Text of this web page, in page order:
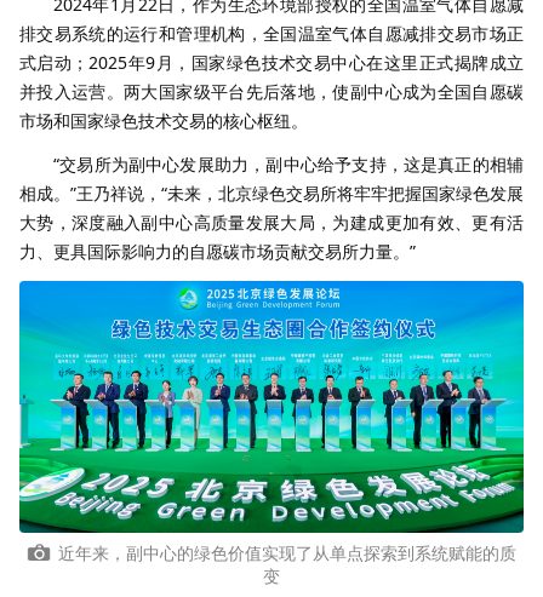
排交易系统的运行和管理机构，全国温室气体自愿减排交易市场正
式启动；2025年9月，国家绿色技术交易中心在这里正式揭牌成立
并投入运营。两大国家级平台先后落地，使副中心成为全国自愿碳
市场和国家绿色技术交易的核心枢纽。
“交易所为副中心发展助力，副中心给予支持，这是真正的相辅
相成。”王乃祥说，“未来，北京绿色交易所将牢牢把握国家绿色发展
大势，深度融入副中心高质量发展大局，为建成更加有效、更有活
力、更具国际影响力的自愿碳市场贡献交易所力量。”
近年来，副中心的绿色价值实现了从单点探索到系统赋能的质
变